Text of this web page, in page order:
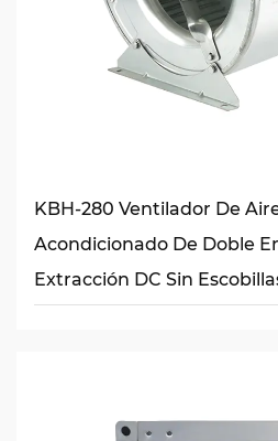
KBH-280 Ventilador De
Acondicionado De Doble
Extracción DC Sin